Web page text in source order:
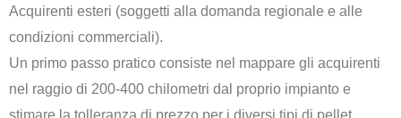
Acquirenti esteri (soggetti alla domanda regionale e alle
condizioni commerciali).
Un primo passo pratico consiste nel mappare gli acquirenti
nel raggio di 200-400 chilometri dal proprio impianto e
stimare la tolleranza di prezzo per i diversi tipi di pellet.